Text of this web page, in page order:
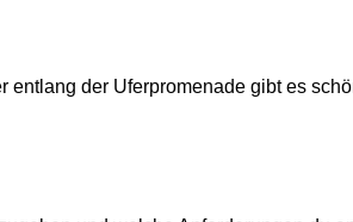
der Uferpromenade gibt es